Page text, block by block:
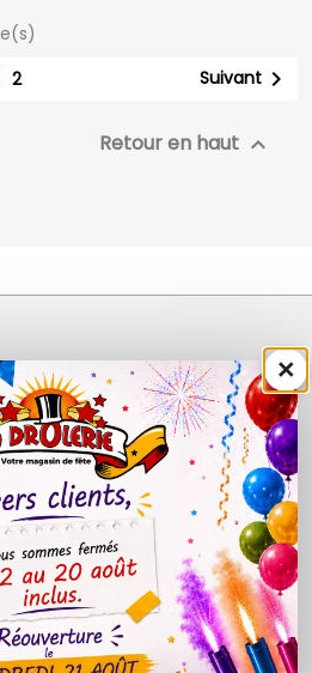
2 Suivant 
Retour en haut 


- 19h00
×